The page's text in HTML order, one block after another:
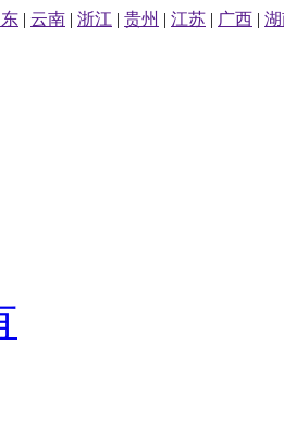
| 云南 | 浙江 | 贵州 | 江苏 | 广西 |